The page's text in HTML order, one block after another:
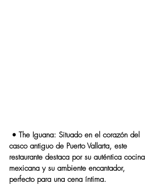
• The Iguana: Situado en el corazón del
casco antiguo de Puerto Vallarta, este
restaurante destaca por su auténtica cocina
mexicana y su ambiente encantador,
perfecto para una cena íntima.